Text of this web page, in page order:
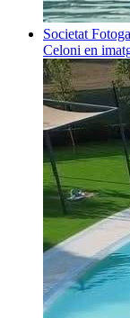
Societat
Celoni en